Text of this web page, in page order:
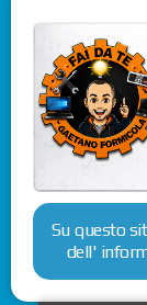
Su questo
dell'